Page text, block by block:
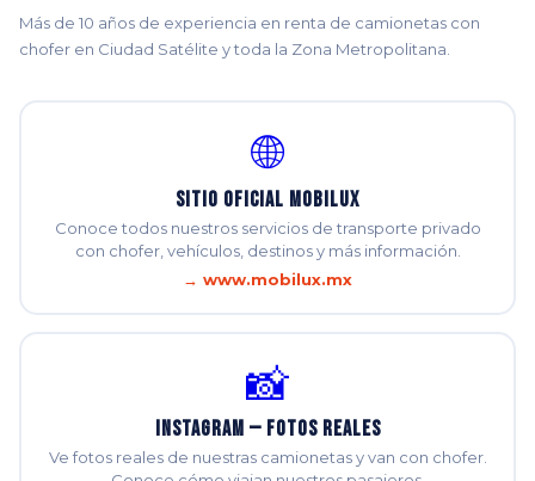
Más de 10 años de experiencia en renta de camionetas con
chofer en Ciudad Satélite y toda la Zona Metropolitana.
🌐
Sitio Oficial Mobilux
Conoce todos nuestros servicios de transporte privado
con chofer, vehículos, destinos y más información.
→ www.mobilux.mx
📸
Instagram — Fotos Reales
Ve fotos reales de nuestras camionetas y van con chofer.